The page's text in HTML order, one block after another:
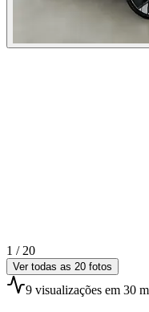
1 / 20
Ver todas as 20 fotos
9 visualizações em 30